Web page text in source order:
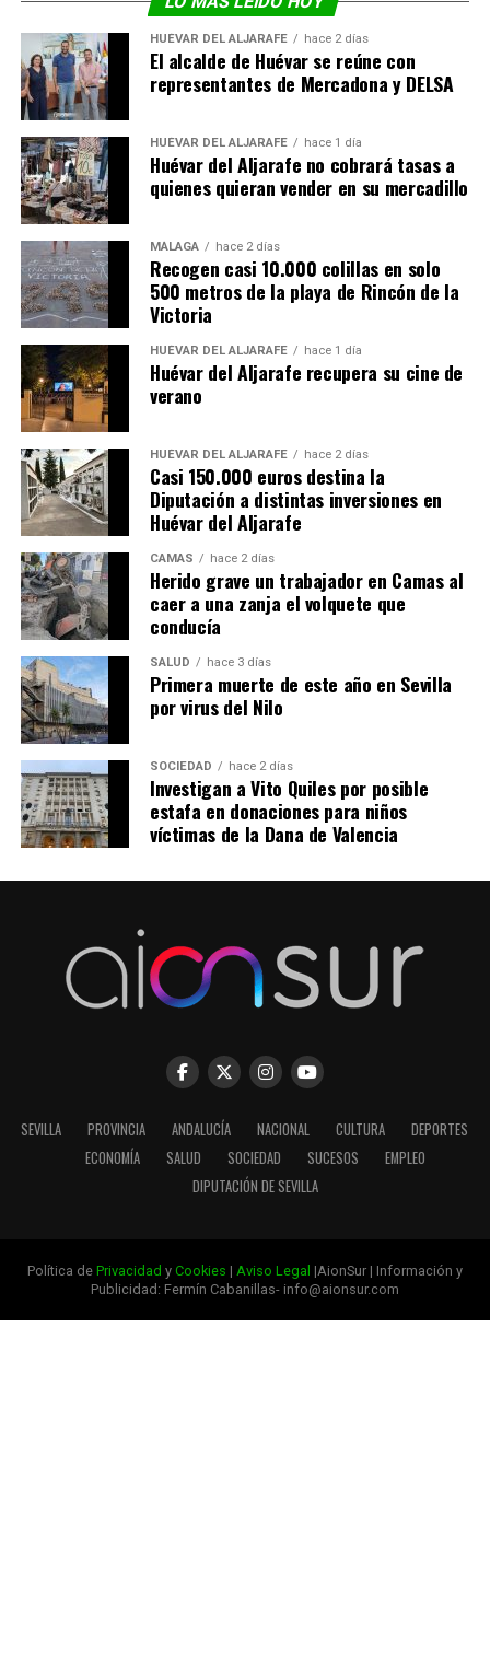
HUÉVAR DEL ALJARAFE hace 2 días
El alcalde de Huévar se reúne con
representantes de Mercadona y DELSA
HUÉVAR DEL ALJARAFE hace 1 día
Huévar del Aljarafe no cobrará tasas a
quienes quieran vender en su mercadillo
MÁLAGA hace 2 días
Recogen casi 10.000 colillas en solo
500 metros de la playa de Rincón de la
Victoria
HUÉVAR DEL ALJARAFE hace 1 día
Huévar del Aljarafe recupera su cine de
verano
HUÉVAR DEL ALJARAFE hace 2 días
Casi 150.000 euros destina la
Diputación a distintas inversiones en
Huévar del Aljarafe
CAMAS hace 2 días
Herido grave un trabajador en Camas al
caer a una zanja el volquete que
conducía
SALUD hace 3 días
Primera muerte de este año en Sevilla
por virus del Nilo
SOCIEDAD hace 2 días
Investigan a Vito Quiles por posible
estafa en donaciones para niños
víctimas de la Dana de Valencia
SEVILLA PROVINCIA ANDALUCÍA NACIONAL CULTURA
DEPORTES
ECONOMÍA
SALUD SOCIEDAD SUCESOS
EMPLEO
DIPUTACIÓN DE SEVILLA
Política de Privacidad y Cookies | Aviso Legal |AionSur | Información y
Publicidad: Fermín Cabanillas- info@aionsur.com